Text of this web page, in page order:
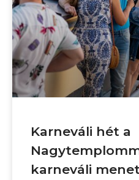
Karneváli hét a
karneváli